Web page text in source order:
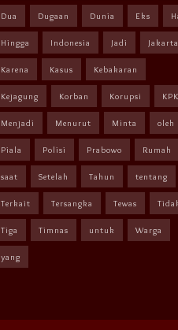
Dua Dugaan Dunia Eks
Hingga Indonesia Jadi Jakarta
Karena Kasus Kebakaran
Kejagung Korban Korupsi KPK
Menjadi Menurut Minta oleh
Piala Polisi Prabowo Rumah
saat Setelah Tahun tentang
Terkait Tersangka Tewas
Tiga Timnas untuk Warga
yang